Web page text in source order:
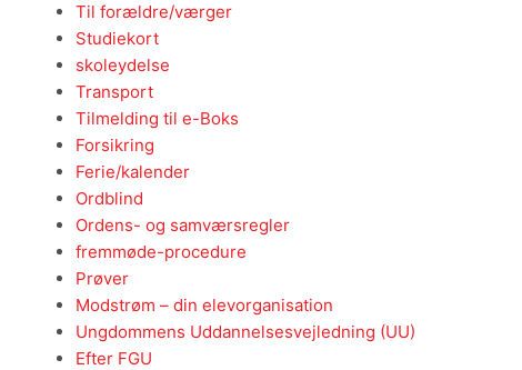
Til forældre/værger
Studiekort
skoleydelse
Transport
Tilmelding til e-Boks
Forsikring
Ferie/kalender
Ordblind
Ordens- og samværsregler
fremmøde-procedure
Prøver
Modstrøm – din elevorganisation
Ungdommens Uddannelsesvejledning (UU)
Efter FGU